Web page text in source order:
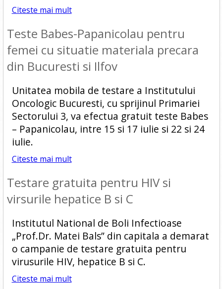
Citeste mai mult
Teste Babes-Papanicolau pentru
femei cu situatie materiala precara
din Bucuresti si Ilfov
Unitatea mobila de testare a Institutului
Oncologic Bucuresti, cu sprijinul Primariei
Sectorului 3, va efectua gratuit teste Babes
– Papanicolau, intre 15 si 17 iulie si 22 si 24
iulie.
Citeste mai mult
Testare gratuita pentru HIV si
virsurile hepatice B si C
Institutul National de Boli Infectioase
„Prof.Dr. Matei Bals” din capitala a demarat
o campanie de testare gratuita pentru
virusurile HIV, hepatice B si C.
Citeste mai mult